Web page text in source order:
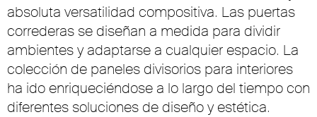
absoluta versatilidad compositiva. Las puertas
correderas se diseñan a medida para dividir
ambientes y adaptarse a cualquier espacio. La
colección de paneles divisorios para interiores
ha ido enriqueciéndose a lo largo del tiempo con
diferentes soluciones de diseño y estética.